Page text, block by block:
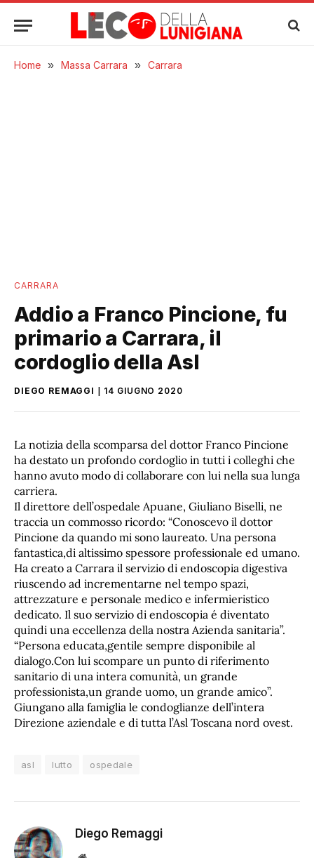
Home » Massa Carrara » Carrara
CARRARA
Addio a Franco Pincione, fu
primario a Carrara, il
cordoglio della Asl
DIEGO REMAGGI 14 GIUGNO 2020
La notizia della scomparsa del dottor Franco Pincione
ha destato un profondo cordoglio in tutti i colleghi che
hanno avuto modo di collaborare con lui nella sua lunga
carriera.
Il direttore dell’ospedale Apuane, Giuliano Biselli, ne
traccia un commosso ricordo: “Conoscevo il dottor
Pincione da quando mi sono laureato. Una persona
fantastica,di altissimo spessore professionale ed umano.
Ha creato a Carrara il servizio di endoscopia digestiva
riuscendo ad incrementarne nel tempo spazi,
attrezzature e personale medico e infermieristico
dedicato. Il suo servizio di endoscopia é diventato
quindi una eccellenza della nostra Azienda sanitaria”.
“Persona educata,gentile sempre disponibile al
dialogo.Con lui scompare un punto di riferimento
sanitario di una intera comunità, un grande
professionista,un grande uomo, un grande amico”.
Giungano alla famiglia le condoglianze dell’intera
Direzione aziendale e di tutta l’Asl Toscana nord ovest.
asl lutto ospedale
Diego Remaggi